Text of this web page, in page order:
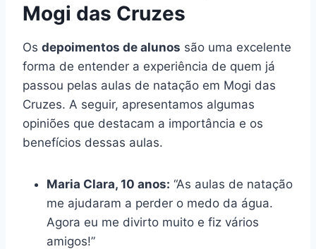
Mogi das Cruzes
Os depoimentos de alunos são uma excelente
forma de entender a experiência de quem já
passou pelas aulas de natação em Mogi das
Cruzes. A seguir, apresentamos algumas
opiniões que destacam a importância e os
benefícios dessas aulas.
Maria Clara, 10 anos: “As aulas de natação
me ajudaram a perder o medo da água.
Agora eu me divirto muito e fiz vários
amigos!”